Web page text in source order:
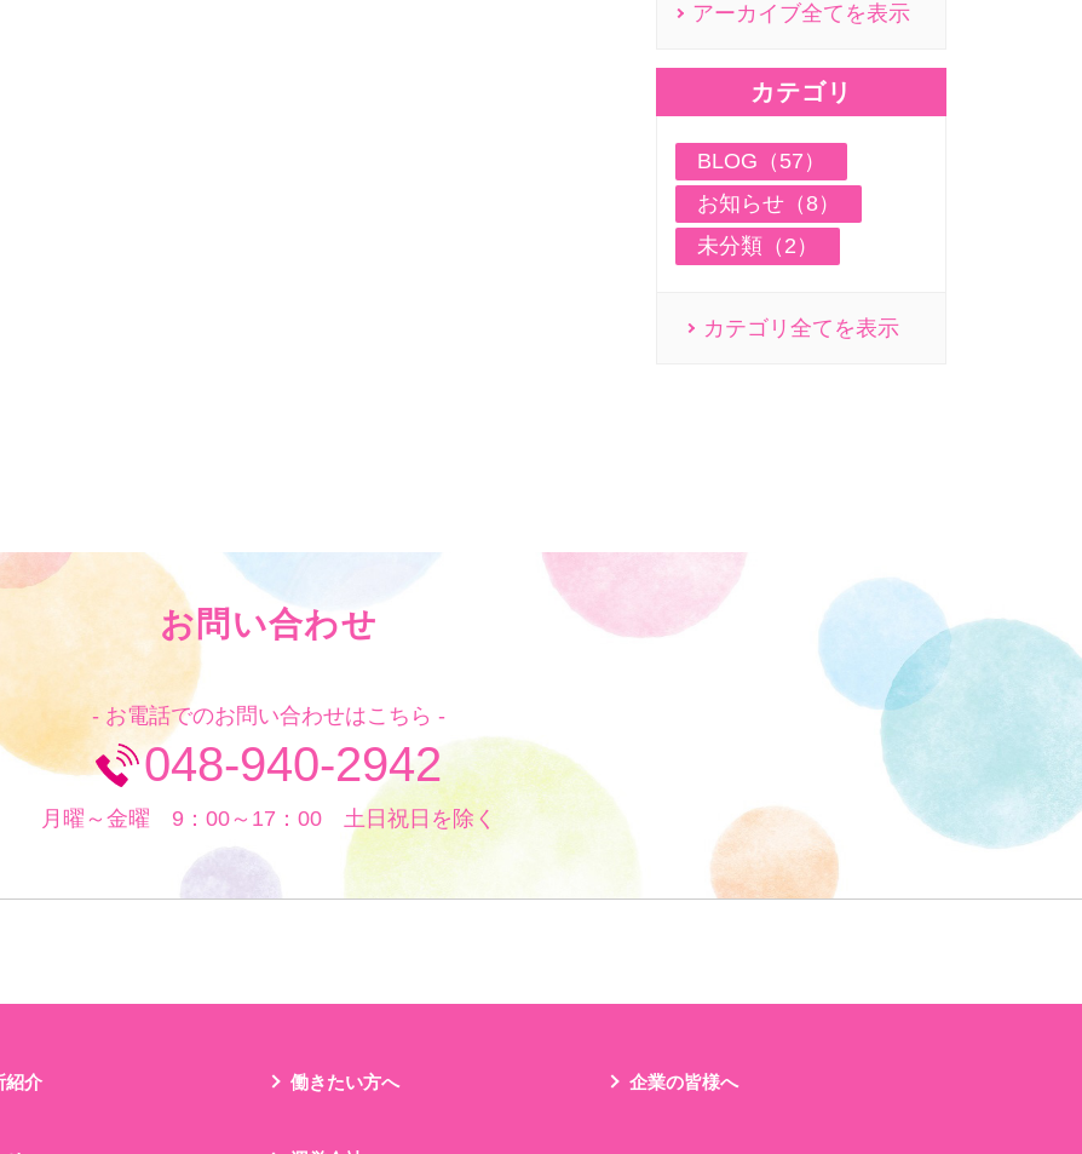
アーカイブ全てを表示
カテゴリ
BLOG（57）
お知らせ（8）
未分類（2）
カテゴリ全てを表示
お問い合わせ
- お電話でのお問い合わせはこちら -
048-940-2942
月曜～金曜 9：00～17：00 土日祝日を除く
紹介 働きたい方へ 企業の皆様へ